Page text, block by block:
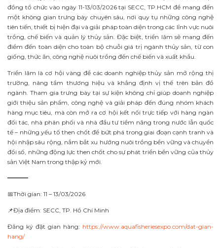
đồng tổ chức vào ngày 11-13/03/2026 tại SECC, TP.HCM để mang đến
một không gian trưng bày chuyên sâu, nơi quy tụ những công nghệ
tiên tiến, thiết bị hiện đại và giải pháp toàn diện trong các lĩnh vực nuôi
trồng, chế biến và quản lý thủy sản. Đặc biệt, triển lãm sẽ mang đến
điểm đến toàn diện cho toàn bộ chuỗi giá trị ngành thủy sản, từ con
giống, thức ăn, công nghệ nuôi trồng đến chế biến và xuất khẩu.
Triển lãm là cơ hội vàng để các doanh nghiệp thủy sản mở rộng thị
trường, nâng tầm thương hiệu và khẳng định vị thế trên bản đồ
ngành. Tham gia trưng bày tại sự kiện không chỉ giúp doanh nghiệp
giới thiệu sản phẩm, công nghệ và giải pháp đến đúng nhóm khách
hàng mục tiêu, mà còn mở ra cơ hội kết nối trực tiếp với hàng ngàn
đối tác, nhà phân phối và nhà đầu tư tiềm năng trong nước lẫn quốc
tế – những yếu tố then chốt để bứt phá trong giai đoạn cạnh tranh và
hội nhập sâu rộng, nắm bắt xu hướng nuôi trồng bền vững và chuyển
đổi số, những động lực then chốt cho sự phát triển bền vững của thủy
sản Việt Nam trong thập kỷ mới.
———–
📅Thời gian: 11 – 13/03/2026
📌Địa điểm: SECC, TP. Hồ Chí Minh
Đăng ký đặt gian hàng: https://www.aquafisheriesexpo.com/dat-gian-
hang/